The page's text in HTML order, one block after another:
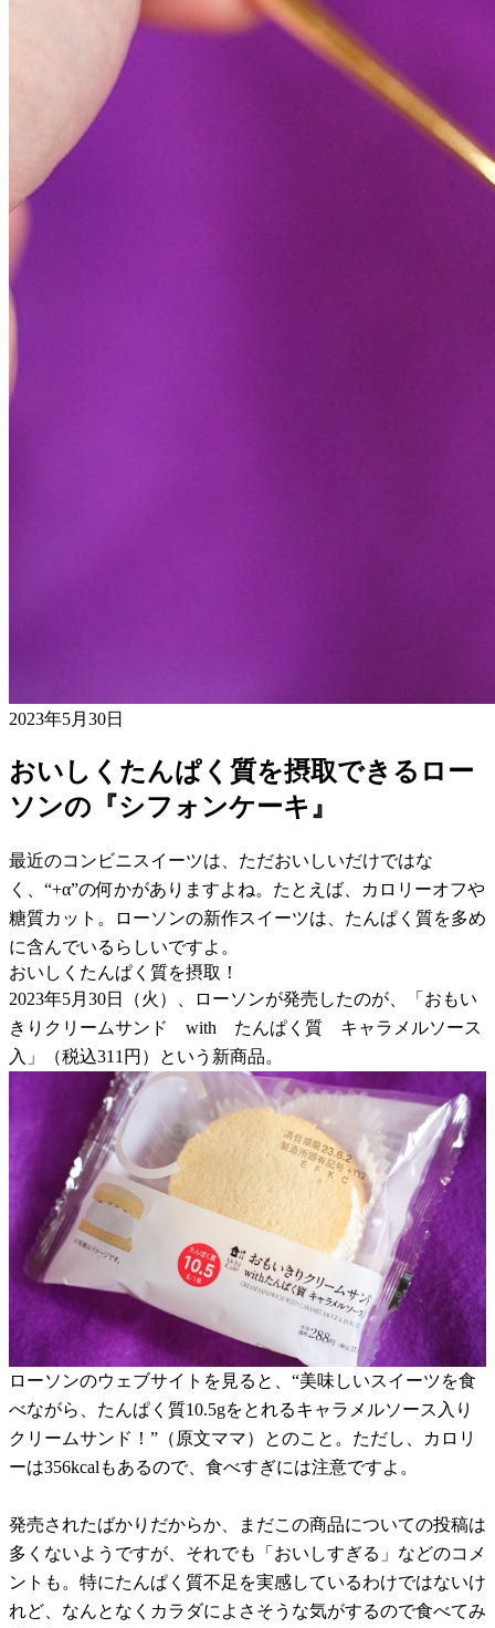
2023年5月30日
おいしくたんぱく質を摂取できるロー
ソンの『シフォンケーキ』
最近のコンビニスイーツは、ただおいしいだけではな
く、“+α”の何かがありますよね。たとえば、カロリーオフや
糖質カット。ローソンの新作スイーツは、たんぱく質を多め
に含んでいるらしいですよ。
おいしくたんぱく質を摂取！
2023年5月30日（火）、ローソンが発売したのが、「おもい
きりクリームサンド with たんぱく質 キャラメルソース
入」（税込311円）という新商品。
ローソンのウェブサイトを見ると、“美味しいスイーツを食
べながら、たんぱく質10.5gをとれるキャラメルソース入り
クリームサンド！”（原文ママ）とのこと。ただし、カロリ
ーは356kcalもあるので、食べすぎには注意ですよ。
発売されたばかりだからか、まだこの商品についての投稿は
多くないようですが、それでも「おいしすぎる」などのコメ
ントも。特にたんぱく質不足を実感しているわけではないけ
れど、なんとなくカラダによさそうな気がするので食べてみ